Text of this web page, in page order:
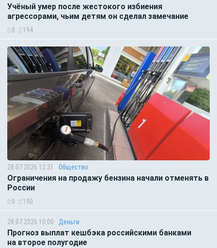
Учёный умер после жестокого избиения
агрессорами, чьим детям он сделал замечание
0 194
28.07.2026 12:31 Общество
Ограничения на продажу бензина начали отменять в
России
0 190
28.07.2026 10:00 Деньги
Прогноз выплат кешбэка российскими банками
на второе полугодие